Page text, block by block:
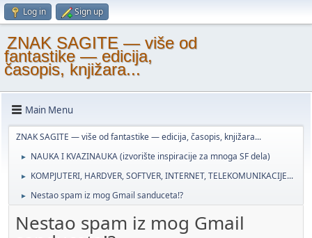
Log in Sign up
ZNAK SAGITE — više od
fantastike — edicija,
časopis, knjižara...
Main Menu
ZNAK SAGITE — više od fantastike — edicija, časopis, knjižara...
► NAUKA I KVAZINAUKA (izvorište inspiracije za mnoga SF dela)
► KOMPJUTERI, HARDVER, SOFTVER, INTERNET, TELEKOMUNIKACIJE...
► Nestao spam iz mog Gmail sanduceta!?
Nestao spam iz mog Gmail